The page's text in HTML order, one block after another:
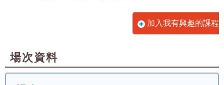
加入我有興趣的課程
場次資料